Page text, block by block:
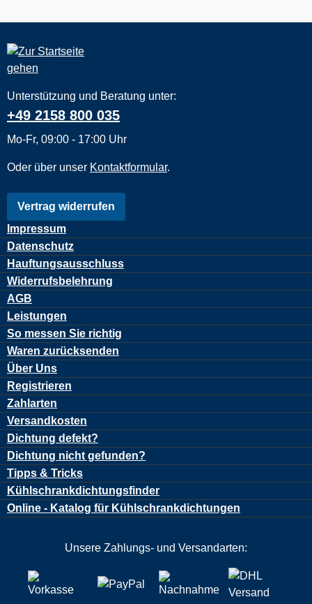
Unterstützung und Beratung unter:
+49 2158 800 035
Mo-Fr, 09:00 - 17:00 Uhr
Oder über unser Kontaktformular.
Vertrag widerrufen
Impressum
Datenschutz
Hauftungsausschluss
Widerrufsbelehrung
AGB
Leistungen
So messen Sie richtig
Waren zurücksenden
Über Uns
Registrieren
Zahlarten
Versandkosten
Dichtung defekt?
Dichtung nicht gefunden?
Tipps & Tricks
Kühlschrankdichtungsfinder
Online - Katalog für Kühlschrankdichtungen
Unsere Zahlungs- und Versandarten: